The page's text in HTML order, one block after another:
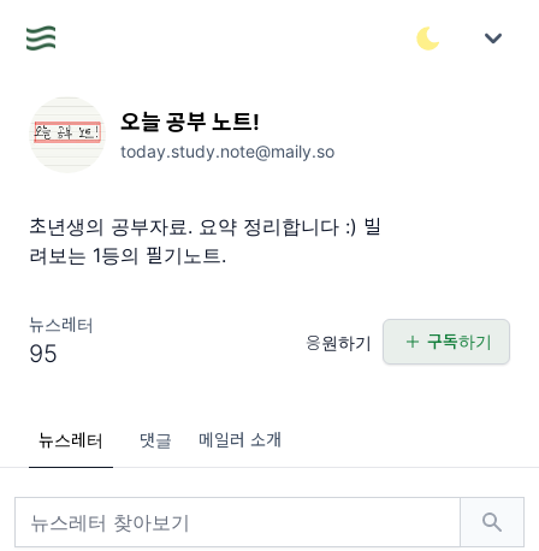
오늘 공부 노트!
today.study.note@maily.so
초년생의 공부자료. 요약 정리합니다 :) 빌
려보는 1등의 필기노트.
뉴스레터
95 응원하기 구독하기
뉴스레터 댓글 메일러 소개